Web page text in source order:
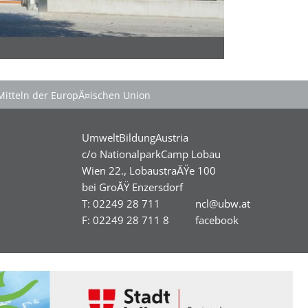
der EuropĂ¤ischen Union
UmweltBildungAustria
c/o NationalparkCamp Lobau
Wien 22., LobaustraĂŸe 100
bei GroĂŸ Enzersdorf
T: 02249 28 711
ncl@ubw.at
F: 02249 28 711 8
facebook